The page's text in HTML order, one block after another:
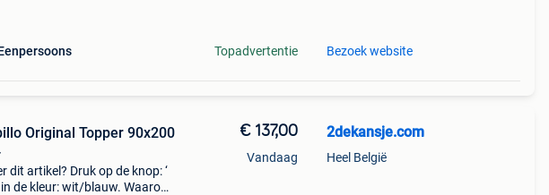
Topadvertentie Bezoek website
Original Topper 90x200
dit artikel? Druk op de knop: ‘
de kleur: wit/blauw. Waarom
€ 137,00
Vandaag
2dekansje.com
Heel België